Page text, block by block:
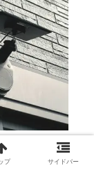
」を軒
プ サイドバー